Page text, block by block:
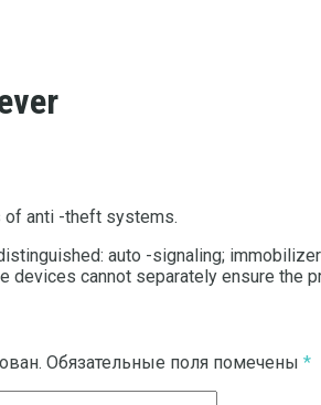
anti -theft systems.
auto -signaling;
devices cannot separately ensure the
Обязательные поля помечены *